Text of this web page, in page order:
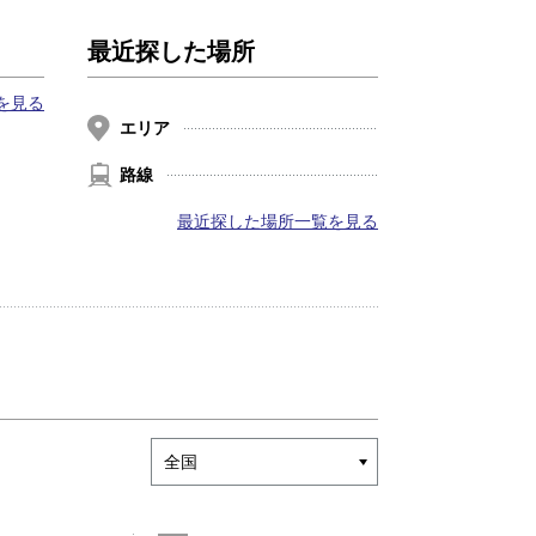
見る
最近探した場所
エリア
路線
最近探した場所一覧を見る